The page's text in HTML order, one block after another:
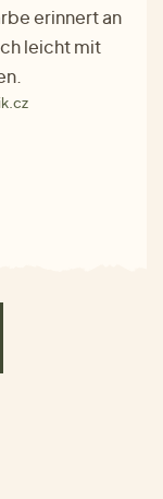
erinnert an
leicht mit